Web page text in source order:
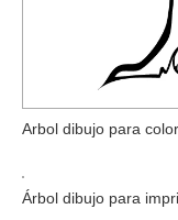
Arbol dibujo para
Árbol dibujo para